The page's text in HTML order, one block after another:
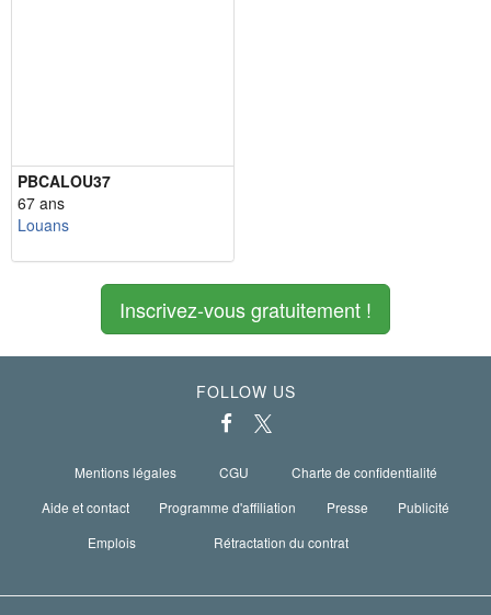
PBCALOU37
67 ans
Louans
Inscrivez-vous gratuitement !
FOLLOW US
Mentions légales CGU
Charte de confidentialité
Aide et contact
Programme d'affiliation Presse
Publicité
Emplois
Rétractation du contrat